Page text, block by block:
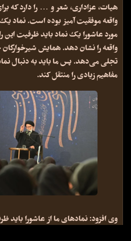
هیات، عزاداری، شعر و … را دارد که
واقعه موفقیت آمیز بوده است. نماد
مورد عاشورا یک نماد باید ظرفیت این
واقعه را نشان دهد. همایش
تجلی می‌دهد. پس ما باید به دنبال
مفاهیم زیادی را منتقل کند.
وی افزود: نمادهای ما از عاشورا باید